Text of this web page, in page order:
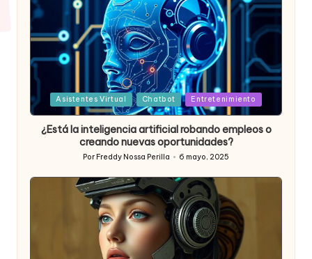
Posted
in
Asistentes Virtual Chatbot Entretenimiento
¿Está la inteligencia artificial robando empleos o
creando nuevas oportunidades?
Publicado
Por Freddy Nossa Perilla 6 mayo, 2025